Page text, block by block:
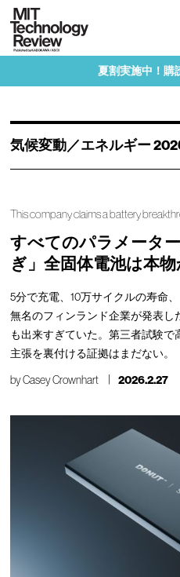
夏割実施中！購
気候変動／エネルギー
This company claims a battery
すべてのパラメータ
ぎ」全固体電池は本物
5分で充電、10万サイクルの寿命
無名のフィンランド企業が発表し
も出来すぎていた。第三者試験
主張を裏付ける証拠はまだない。
byCasey Crownhart 2026.2.27